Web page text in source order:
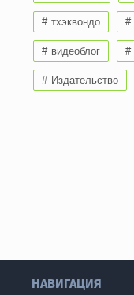
тхэквондо
видеоблог
Издательство
НАВИГАЦИЯ